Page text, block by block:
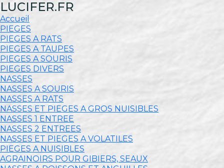
LUCIFER.FR
Accueil
PIEGES
PIEGES A RATS
PIEGES A TAUPES
PIEGES A SOURIS
PIEGES DIVERS
NASSES
NASSES A SOURIS
NASSES A RATS
NASSES ET PIEGES A GROS NUISIBLES
NASSES 1 ENTREE
NASSES 2 ENTREES
NASSES ET PIEGES A VOLATILES
PIEGES A NUISIBLES
AGRAINOIRS POUR GIBIERS, SEAUX